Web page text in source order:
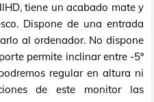
tiene un acabado mate y
Dispone de una entrada
al ordenador. No dispone
permite inclinar entre -5º
regular en altura ni
de este monitor las